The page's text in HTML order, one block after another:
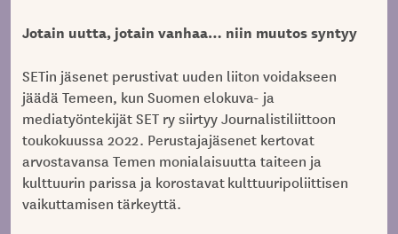
Jotain uutta, jotain vanhaa… niin muutos syntyy
SETin jäsenet perustivat uuden liiton voidakseen
jäädä Temeen, kun Suomen elokuva- ja
mediatyöntekijät SET ry siirtyy Journalistiliittoon
toukokuussa 2022. Perustajajäsenet kertovat
arvostavansa Temen monialaisuutta taiteen ja
kulttuurin parissa ja korostavat kulttuuripoliittisen
vaikuttamisen tärkeyttä.